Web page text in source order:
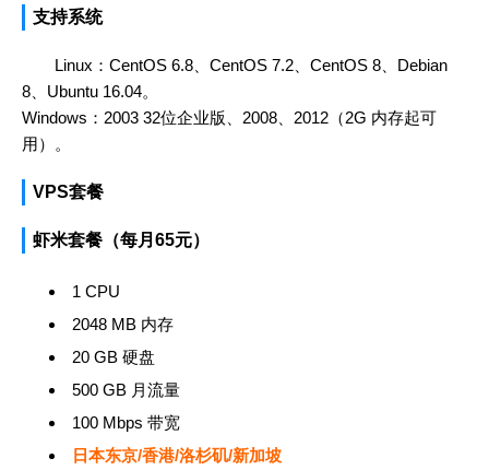
支持系统
Linux：CentOS 6.8、CentOS 7.2、CentOS 8、Debian
8、Ubuntu 16.04。
Windows：2003 32位企业版、2008、2012（2G 内存起可
用）。
VPS套餐
虾米套餐（每月65元）
1 CPU
2048 MB 内存
20 GB 硬盘
500 GB 月流量
100 Mbps 带宽
日本东京/香港/洛杉矶/新加坡